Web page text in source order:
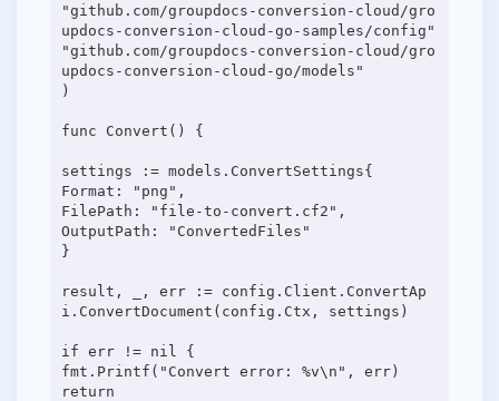
"github.com/groupdocs-conversion-cloud/gro
updocs-conversion-cloud-go-samples/config"
"github.com/groupdocs-conversion-cloud/gro
updocs-conversion-cloud-go/models"
)
func Convert() {
settings := models.ConvertSettings{
Format: "png",
FilePath: "file-to-convert.cf2",
OutputPath: "ConvertedFiles"
}
result, _, err := config.Client.ConvertAp
i.ConvertDocument(config.Ctx, settings)
if err != nil {
fmt.Printf("Convert error: %v\n", err)
return